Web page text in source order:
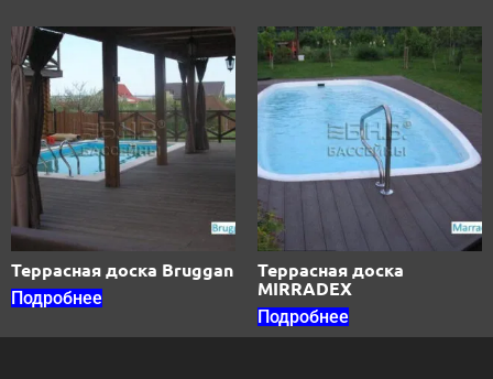
Террасная доска Bruggan
Подробнее
Террасная доска
MIRRADEX
Подробнее